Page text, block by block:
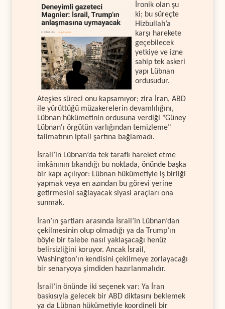
İronik olan şu
ki; bu süreçte
Hizbullah’a
karşı harekete
geçebilecek
yetkiye ve izne
sahip tek askeri
yapı Lübnan
ordusudur.
Ateşkes süreci onu kapsamıyor; zira İran, ABD
ile yürüttüğü müzakerelerin devamlılığını,
Lübnan hükümetinin ordusuna verdiği "Güney
Lübnan'ı örgütün varlığından temizleme"
talimatının iptali şartına bağlamadı.
İsrail’in Lübnan’da tek taraflı hareket etme
imkânının tıkandığı bu noktada, önünde başka
bir kapı açılıyor: Lübnan hükümetiyle iş birliği
yapmak veya en azından bu görevi yerine
getirmesini sağlayacak siyasi araçları ona
sunmak.
İran’ın şartları arasında İsrail’in Lübnan’dan
çekilmesinin olup olmadığı ya da Trump’ın
böyle bir talebe nasıl yaklaşacağı henüz
belirsizliğini koruyor. Ancak İsrail,
Washington’ın kendisini çekilmeye zorlayacağı
bir senaryoya şimdiden hazırlanmalıdır.
İsrail’in önünde iki seçenek var: Ya İran
baskısıyla gelecek bir ABD diktasını beklemek
ya da Lübnan hükümetiyle koordineli bir